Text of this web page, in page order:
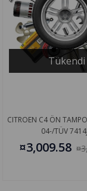
Tükendi
CITROEN C4 ÖN
04-/TÜV
¤3,009.58